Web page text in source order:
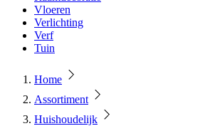
Vloeren
Verlichting
Verf
Tuin
Home
Assortiment
Huishoudelijk